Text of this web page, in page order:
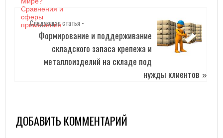
Следующая статья -
Формирование и поддерживание
складского запаса крепежа и
металлоизделий на складе под
нужды клиентов »
ДОБАВИТЬ КОММЕНТАРИЙ